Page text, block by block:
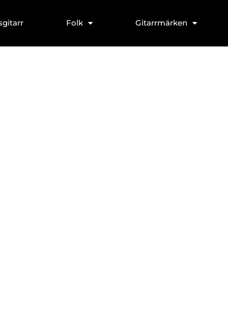
Folk Gitarrmärken